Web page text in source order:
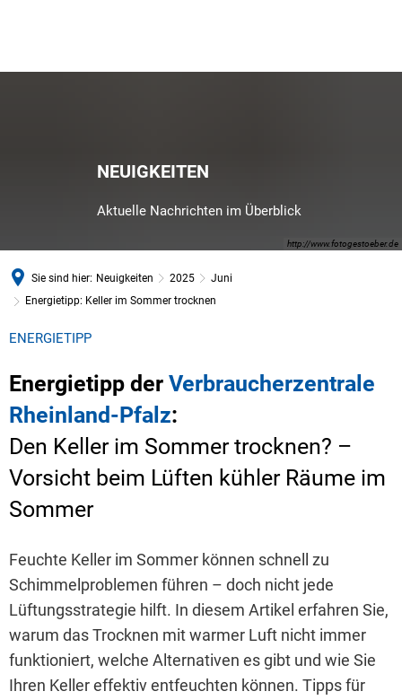
http://www.fotogestoeber.de
NEUIGKEITEN
Aktuelle Nachrichten im Überblick
Sie sind hier: Neuigkeiten 2025
Juni
Energietipp: Keller im Sommer trocknen
ENERGIETIPP
Energietipp der Verbraucherzentrale
Rheinland-Pfalz:
Den Keller im Sommer trocknen? –
Vorsicht beim Lüften kühler Räume im
Sommer
Feuchte Keller im Sommer können schnell zu
Schimmelproblemen führen – doch nicht jede
Lüftungsstrategie hilft. In diesem Artikel erfahren Sie,
warum das Trocknen mit warmer Luft nicht immer
funktioniert, welche Alternativen es gibt und wie Sie
Ihren Keller effektiv entfeuchten können. Tipps für